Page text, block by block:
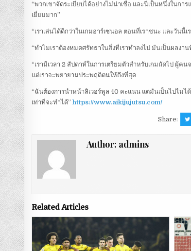
“พวกเขาจัดระเบียบได้อย่างไม่น่าเชื่อ และนี่เป็นหนึ่งในก
เยี่ยมมาก”
“เราเล่นได้ดีกว่าในเกมอาร์เซนอล ตอนที่เราชนะ และวัน
“ทำไมเราต้องหมดศรัทธาในสิ่งที่เราทำลงไป มันเป็นผลง
“เรามีเวลา 2 สัปดาห์ในการเตรียมตัวสำหรับเกมถัดไป ผู้
แต่เราจะพยายามประพฤติตนให้ถึงที่สุด
“ฉันต้องการนำหน้าลิเวอร์พูล 40 คะแนน แต่มันเป็นไปไม่
เท่าที่จะทำได้”https://www.aikijujutsu.com/
Share:
Author: admins
Related Articles